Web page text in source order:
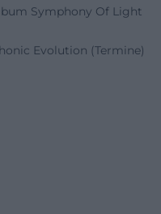
Symphony Of Light
Evolution (Termine)